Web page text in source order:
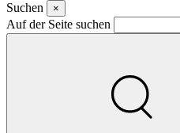
Suchen ×
Auf der Seite suchen